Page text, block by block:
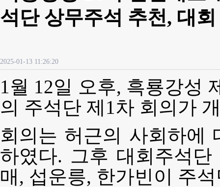
석단 상무주석 추천, 대
2025-01-13 11:26:20
1월 12일 오후, 흑룡강성
의 주석단 제1차 회의가
회의는 허근의 사회하에
하였다. 그후 대회주석
매, 섭운릉, 한가빈이 주